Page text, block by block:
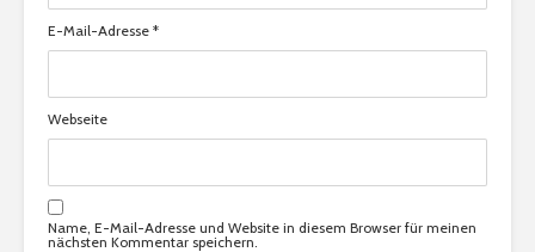
E-Mail-Adresse *
Webseite
Name, E-Mail-Adresse und Website in diesem Browser für meinen
nächsten Kommentar speichern.